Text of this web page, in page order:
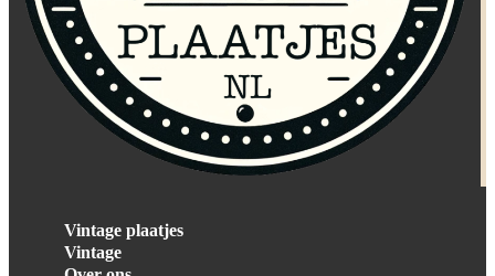
Vintage plaatjes
Vintage